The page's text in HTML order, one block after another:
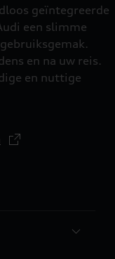
geïntegreerde
een slimme
en na uw reis.
en nuttige